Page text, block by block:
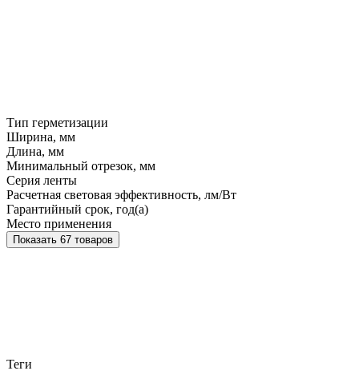
Тип герметизации
Ширина, мм
Длина, мм
Минимальный отрезок, мм
Серия ленты
Расчетная световая эффективность, лм/Вт
Гарантийный срок, год(а)
Место применения
Показать 67 товаров
Теги